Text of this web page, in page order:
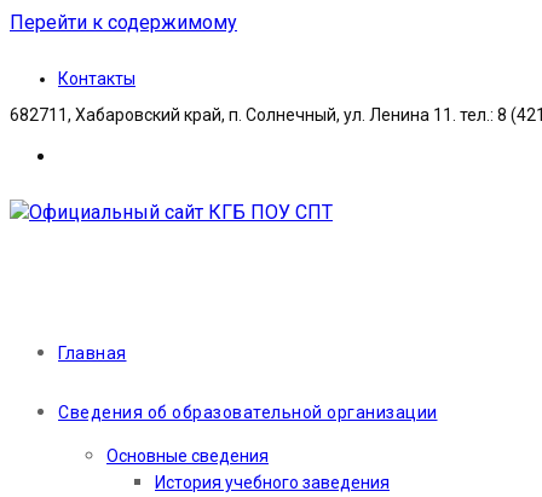
Перейти к содержимому
Контакты
682711, Хабаровский край, п. Солнечный, ул. Ленина 11. тел.: 8
Главная
Сведения об образовательной организации
Основные сведения
История учебного заведения